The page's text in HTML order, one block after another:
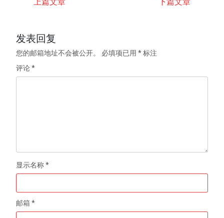
发表回复
您的邮箱地址不会被公开。 必填项已用*标注
评论*
显示名称*
邮箱*